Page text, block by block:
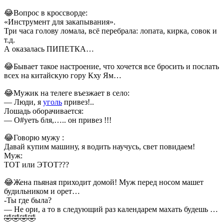
😂Вопрос в кроссворде:
«Инструмент для закапывания».
Три часа голову ломала, всё перебрала: лопата, кирка, совок и
т.д.
А оказалась ПИПЕТКА…
😂Бывает такое настроение, что хочется все бросить и послать
всех на китайскую гору Кху Ям…
😂Мужик на телеге въезжает в село:
— Люди, я уголь привез!..
Лошадь оборачивается:
— О#уеть бля,….. он привез !!!
😂Говорю мужу :
Давай купим машину, я водить научусь, свет повидаем!
Муж:
ТОТ или ЭТОТ???
😂Жена пьяная приходит домой! Муж перед носом машет
будильником и орет…
-Ты где была?
— Не ори, а то в следующий раз календарем махать будешь …
🤣🤣🤣🤣